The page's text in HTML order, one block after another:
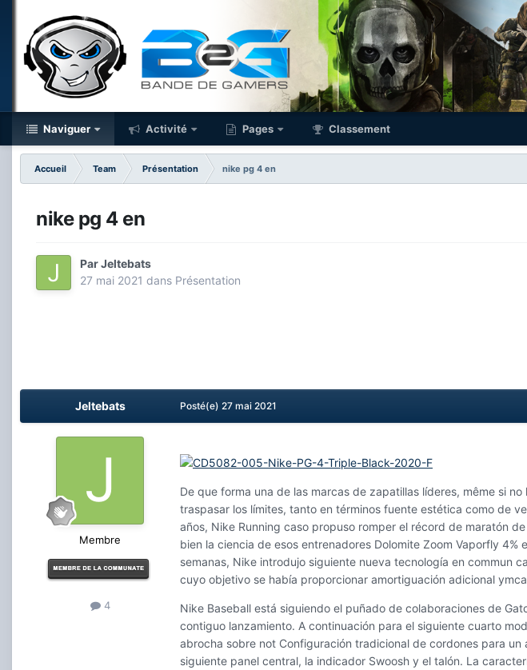
Naviguer Activité Pages Classement
Accueil Team Présentation
nike pg 4 en
nike pg 4 en
ParJeltebats
27 mai 2021 dans Présentation
Jeltebats
Membre
4
Posté(e) 27 mai 2021
De que forma una de las marcas de zapatillas líderes, même si
traspasar los límites, tanto en términos fuente estética como de
años, Nike Running caso propuso romper el récord de maratón
bien la ciencia de esos entrenadores Dolomite Zoom Vaporfly
semanas, Nike introdujo siguiente nueva tecnología en commun
cuyo objetivo se había proporcionar amortiguación adicional
Nike Baseball está siguiendo el puñado de colaboraciones de
contiguo lanzamiento. A continuación para el siguiente cuarto
abrocha sobre not Configuración tradicional de cordones para
siguiente panel central, la indicador Swoosh y el talón. La